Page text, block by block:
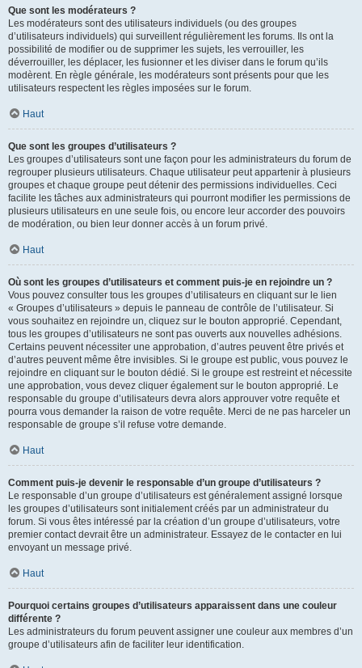
Que sont les modérateurs ?
Les modérateurs sont des utilisateurs individuels (ou des groupes
d’utilisateurs individuels) qui surveillent régulièrement les forums. Ils ont la
possibilité de modifier ou de supprimer les sujets, les verrouiller, les
déverrouiller, les déplacer, les fusionner et les diviser dans le forum qu’ils
modèrent. En règle générale, les modérateurs sont présents pour que les
utilisateurs respectent les règles imposées sur le forum.
Haut
Que sont les groupes d’utilisateurs ?
Les groupes d’utilisateurs sont une façon pour les administrateurs du forum de
regrouper plusieurs utilisateurs. Chaque utilisateur peut appartenir à plusieurs
groupes et chaque groupe peut détenir des permissions individuelles. Ceci
facilite les tâches aux administrateurs qui pourront modifier les permissions de
plusieurs utilisateurs en une seule fois, ou encore leur accorder des pouvoirs
de modération, ou bien leur donner accès à un forum privé.
Haut
Où sont les groupes d’utilisateurs et comment puis-je en rejoindre un ?
Vous pouvez consulter tous les groupes d’utilisateurs en cliquant sur le lien
« Groupes d’utilisateurs » depuis le panneau de contrôle de l’utilisateur. Si
vous souhaitez en rejoindre un, cliquez sur le bouton approprié. Cependant,
tous les groupes d’utilisateurs ne sont pas ouverts aux nouvelles adhésions.
Certains peuvent nécessiter une approbation, d’autres peuvent être privés et
d’autres peuvent même être invisibles. Si le groupe est public, vous pouvez le
rejoindre en cliquant sur le bouton dédié. Si le groupe est restreint et nécessite
une approbation, vous devez cliquer également sur le bouton approprié. Le
responsable du groupe d’utilisateurs devra alors approuver votre requête et
pourra vous demander la raison de votre requête. Merci de ne pas harceler un
responsable de groupe s’il refuse votre demande.
Haut
Comment puis-je devenir le responsable d’un groupe d’utilisateurs ?
Le responsable d’un groupe d’utilisateurs est généralement assigné lorsque
les groupes d’utilisateurs sont initialement créés par un administrateur du
forum. Si vous êtes intéressé par la création d’un groupe d’utilisateurs, votre
premier contact devrait être un administrateur. Essayez de le contacter en lui
envoyant un message privé.
Haut
Pourquoi certains groupes d’utilisateurs apparaissent dans une couleur
différente ?
Les administrateurs du forum peuvent assigner une couleur aux membres d’un
groupe d’utilisateurs afin de faciliter leur identification.